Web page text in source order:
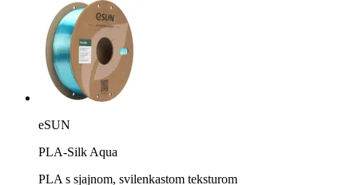
eSUN
PLA-Silk Aqua
PLA s sjajnom, svilenkastom teksturom